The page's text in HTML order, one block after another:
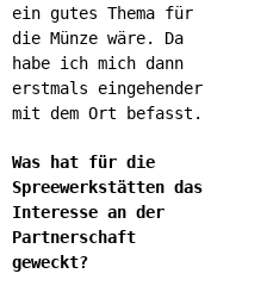
ein gutes Thema für
die Münze wäre. Da
habe ich mich dann
erstmals eingehender
mit dem Ort befasst.
Was hat für die
Spreewerkstätten das
Interesse an der
Partnerschaft
geweckt?